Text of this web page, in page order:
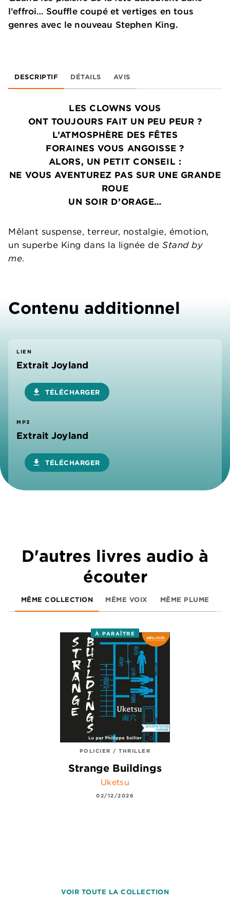
l’effroi… Souffle coupé et vertiges en tous
genres avec le nouveau Stephen King.
DESCRIPTIF DÉTAILS AVIS
LES CLOWNS VOUS
ONT TOUJOURS FAIT UN PEU PEUR ?
L’ATMOSPHÈRE DES FÊTES
FORAINES VOUS ANGOISSE ?
ALORS, UN PETIT CONSEIL :
NE VOUS AVENTUREZ PAS SUR UNE GRANDE
ROUE
UN SOIR D’ORAGE…
Mêlant suspense, terreur, nostalgie, émotion,
un superbe King dans la lignée deStand by
me.
Contenu additionnel
LIEN
Extrait Joyland
download TÉLÉCHARGER
MP3
Extrait Joyland
download TÉLÉCHARGER
D'autres livres audio à
écouter
MÊME COLLECTION MÊME VOIX MÊME PLUME
À PARAÎTRE
POLICIER / THRILLER
Strange Buildings
Uketsu
02/12/2026
VOIR TOUTE LA COLLECTION